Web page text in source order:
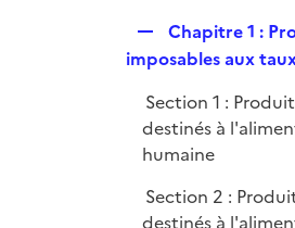
e
r
p
l
e
r
e
l
i
e
Chapitre 1 :
imposables aux
Section 1 :
destinés à
humaine
Section 2 :
destinés à